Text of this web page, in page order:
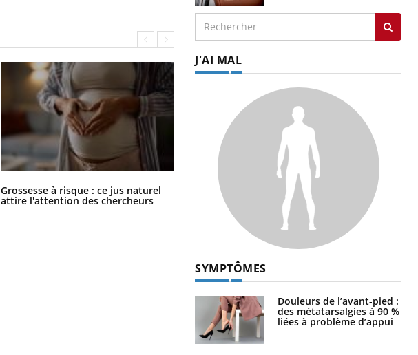
Grossesse à risque : ce jus naturel
attire l'attention des chercheurs
Comment oublier les écrans en
vacances ?
J'AI MAL
SYMPTÔMES
Douleurs de l’avant-pied :
des métatarsalgies à 90 %
liées à problème d’appui